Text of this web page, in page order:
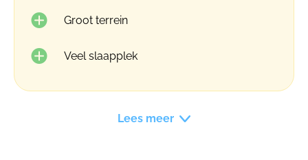
Groot terrein
Veel slaapplek
Lees meer